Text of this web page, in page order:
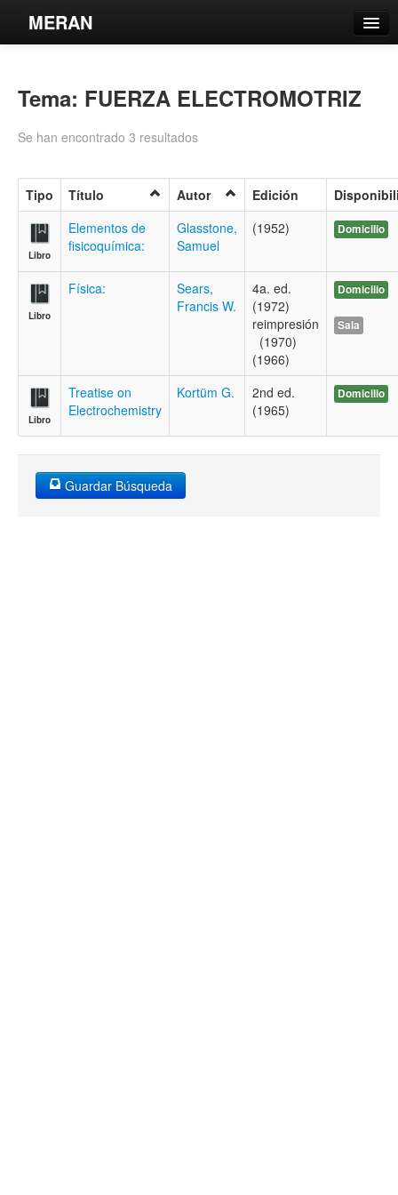
MERAN
Búsqueda Avanzada
Contacto
Iniciar sesión
Tema: FUERZA ELECTROMOTRIZ
Se han encontrado 3 resultados
Tipo Título Autor Edición
Libro
Elementos de
fisicoquímica:
Glasstone,
Samuel
(1952) Domicilio
Libro
Física:
Sears,
Francis W.
4a. ed.
(1972)
reimpresión
(1970)
(1966)
Domicilio
Sala
Libro
Treatise on
Electrochemistry
Kortüm G.
2nd ed.
(1965)
Domicilio
Guardar Búsqueda